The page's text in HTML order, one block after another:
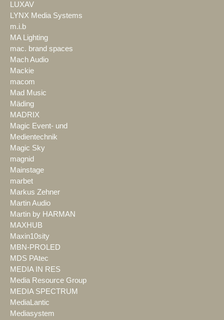
LUXAV
LYNX Media Systems
m.i.b
MA Lighting
mac. brand spaces
Mach Audio
Mackie
macom
Mad Music
Mäding
MADRIX
Magic Event- und
Medientechnik
Magic Sky
magnid
Mainstage
marbet
Markus Zehner
Martin Audio
Martin by HARMAN
MAXHUB
Maxin10sity
MBN-PROLED
MDS PAtec
MEDIA IN RES
Media Resource Group
MEDIA SPECTRUM
MediaLantic
Mediasystem